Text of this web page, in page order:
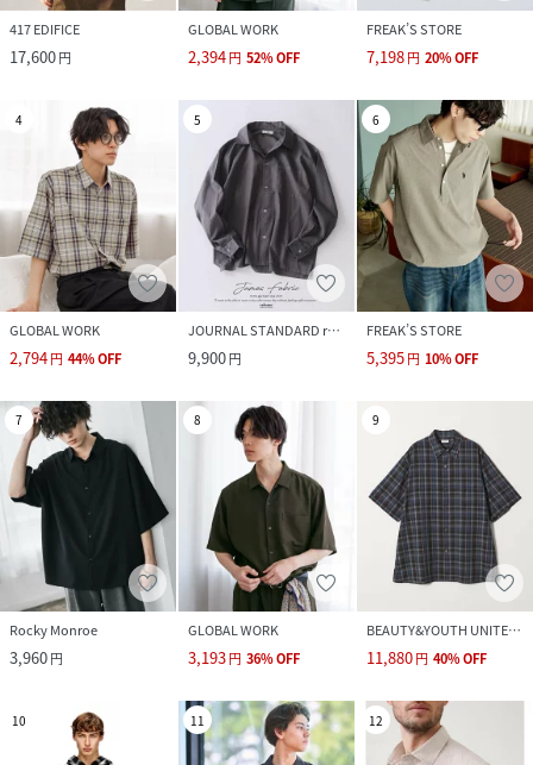
417 EDIFICE
17,600円
GLOBAL WORK
2,394円 52%OFF
FREAK’S STORE
7,198円 20%OFF
4
GLOBAL WORK
2,794円 44%OFF
5
JOURNAL STANDARD relume
9,900円
6
FREAK’S STORE
5,395円 10%OFF
7
Rocky Monroe
3,960円
8
GLOBAL WORK
3,193円 36%OFF
9
BEAUTY&YOUTH UNITED ARROWS
11,880円 40%OFF
10 11 12